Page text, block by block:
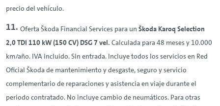
precio del vehículo.
Oferta Škoda Financial Services para un Škoda Karoq Selection
2,0 TDI 110 kW (150 CV) DSG 7 vel. Calculada para 48 meses y 10.000
km/año. IVA incluido. Sin entrada. Incluye todos los servicios en Red
Oficial Škoda de mantenimiento y desgaste, seguro y servicio
complementario de reparaciones y asistencia en viaje durante el
periodo contratado. No incluye cambio de neumáticos. Para otras